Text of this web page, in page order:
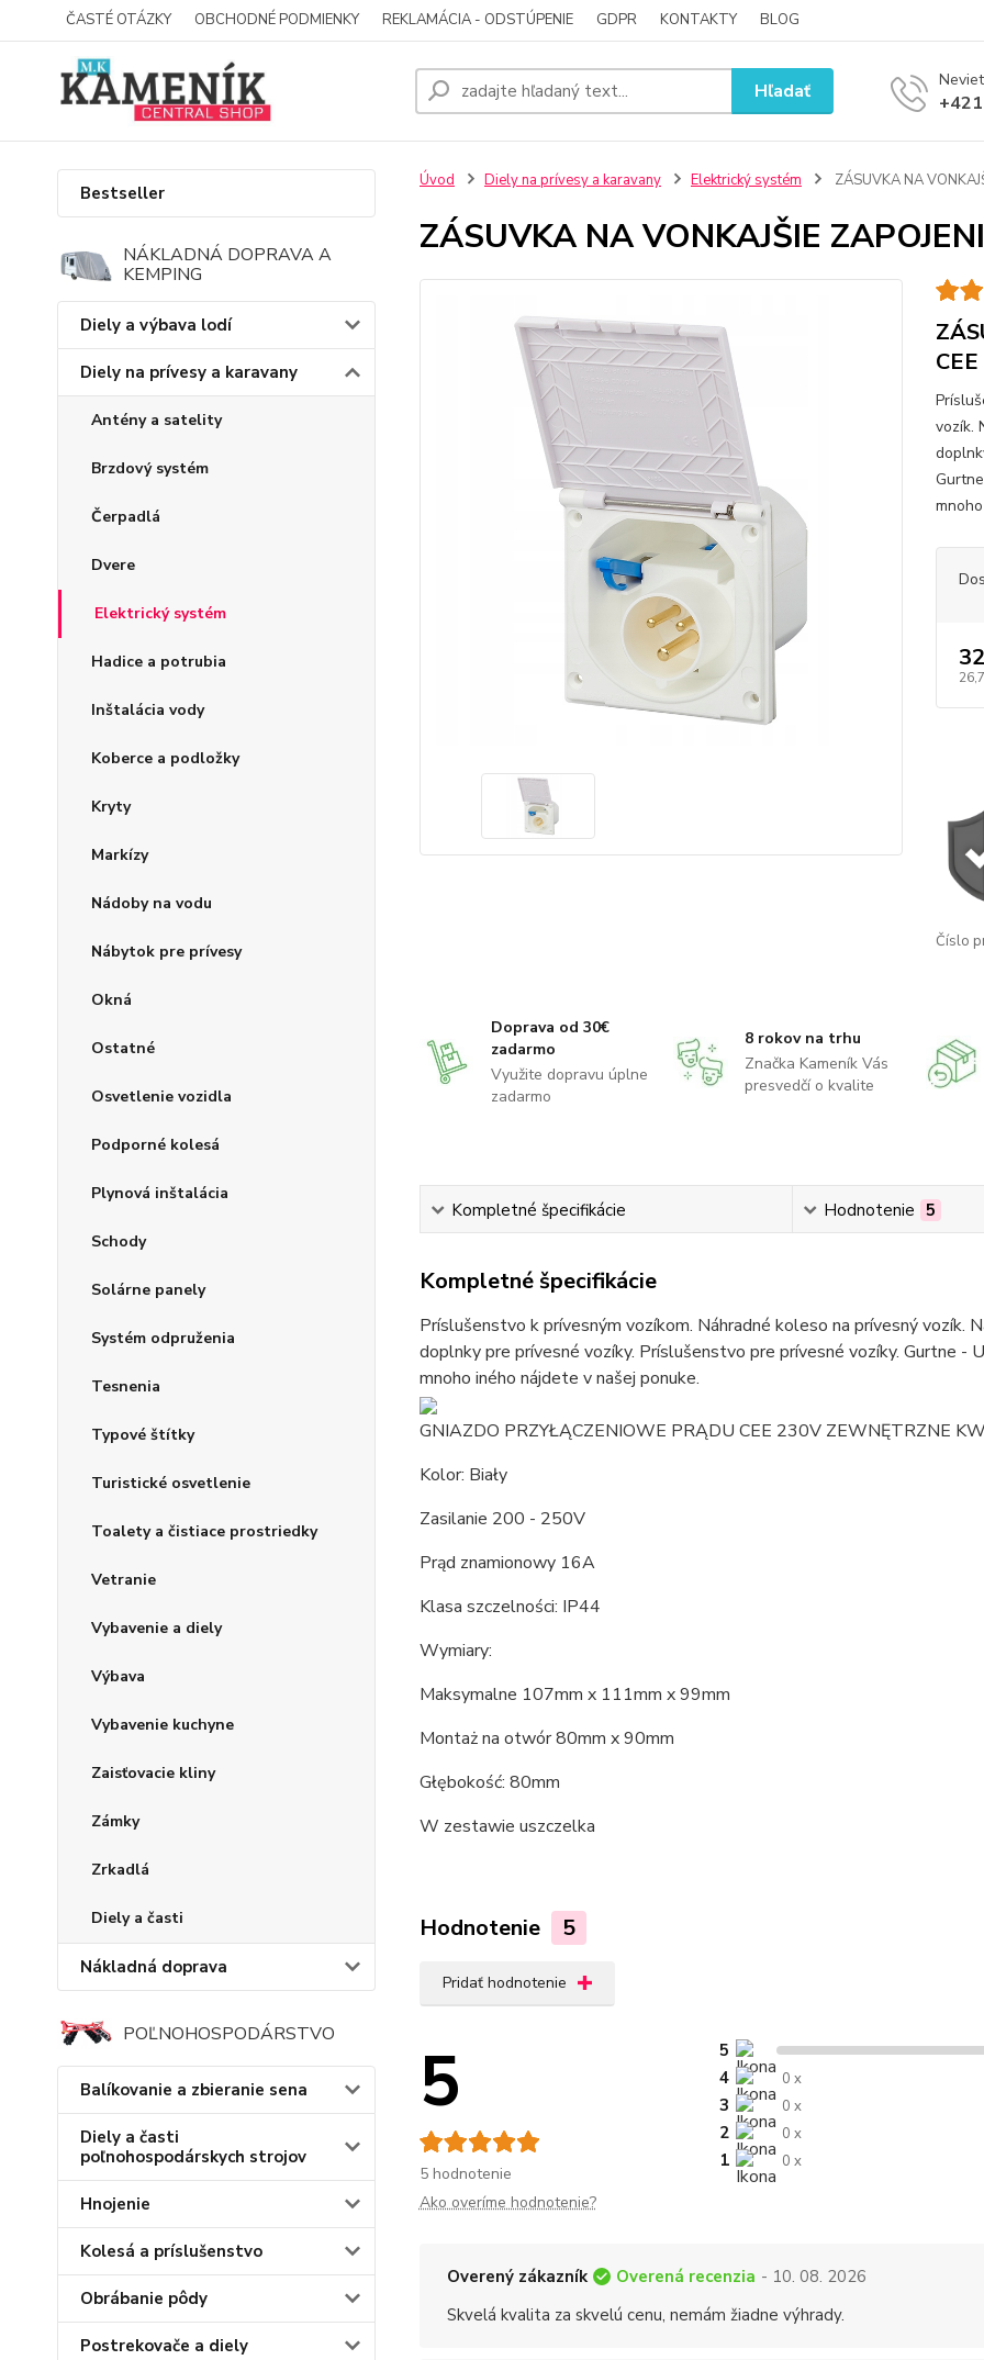
ČASTÉ OTÁZKY OBCHODNÉ PODMIENKY REKLAMÁCIA - ODSTÚPENIE GDPR KONTAKTY BLOG
Hľadať
Bestseller
NÁKLADNÁ DOPRAVA A
KEMPING
Diely a výbava lodí
Diely na prívesy a karavany
Antény a satelity
Brzdový systém
Čerpadlá
Dvere
Elektrický systém
Hadice a potrubia
Inštalácia vody
Koberce a podložky
Kryty
Markízy
Nádoby na vodu
Nábytok pre prívesy
Okná
Ostatné
Osvetlenie vozidla
Podporné kolesá
Plynová inštalácia
Schody
Solárne panely
Systém odpruženia
Tesnenia
Typové štítky
Turistické osvetlenie
Toalety a čistiace prostriedky
Vetranie
Vybavenie a diely
Výbava
Vybavenie kuchyne
Zaisťovacie kliny
Zámky
Zrkadlá
Diely a časti
Nákladná doprava
POĽNOHOSPODÁRSTVO
Balíkovanie a zbieranie sena
Diely a časti
poľnohospodárskych strojov
Hnojenie
Kolesá a príslušenstvo
Obrábanie pôdy
Postrekovače a diely
Úvod Diely na prívesy a karavany Elektrický systém ZÁSUVKA NA
ZÁSUVKA NA VONKAJŠIE
CEE
vozík.
Číslo
Doprava od 30€
zadarmo
Využite dopravu úplne
zadarmo
8 rokov na trhu
Značka Kameník Vás
presvedčí o kvalite
Kompletné špecifikácie Hodnotenie 5
Kompletné špecifikácie
Príslušenstvo k prívesným vozíkom. Náhradné koleso na prívesný vozík.
doplnky pre prívesné vozíky. Príslušenstvo pre prívesné vozíky. Gurtne -
mnoho iného nájdete v našej ponuke.
GNIAZDO PRZYŁĄCZENIOWE PRĄDU CEE 230V ZEWNĘTRZNE
Kolor: Biały
Zasilanie 200 - 250V
Prąd znamionowy 16A
Klasa szczelności: IP44
Wymiary:
Maksymalne 107mm x 111mm x 99mm
Montaż na otwór 80mm x 90mm
Głębokość: 80mm
W zestawie uszczelka
Hodnotenie 5
Pridať hodnotenie
5
5 hodnotenie
5
4
0 x
3 0 x
2 0 x
1 0 x
Ako overíme hodnotenie?
Overený zákazník Overená recenzia - 10. 08. 2026
Skvelá kvalita za skvelú cenu, nemám žiadne výhrady.